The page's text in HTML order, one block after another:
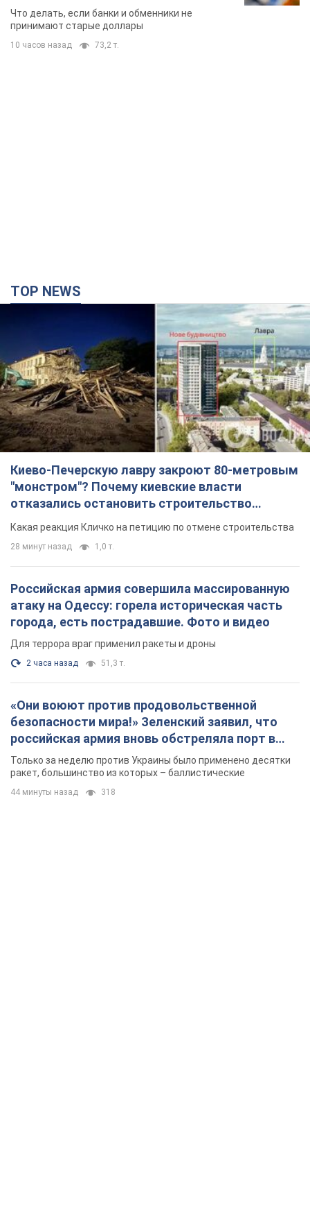
банки такие купюры
Что делать, если банки и обменники не
принимают старые доллары
10 часов назад 73,2 т.
TOP NEWS
Киево-Печерскую лавру закроют 80-метровым
"монстром"? Почему киевские власти
отказались остановить строительство
небоскреба "московского верующего"
Какая реакция Кличко на петицию по отмене строительства
28 минут назад 1,0 т.
Российская армия совершила массированную
атаку на Одессу: горела историческая часть
города, есть пострадавшие. Фото и видео
Для террора враг применил ракеты и дроны
2 часа назад 51,3 т.
«Они воюют против продовольственной
безопасности мира!» Зеленский заявил, что
российская армия вновь обстреляла порт в
Одессе
Только за неделю против Украины было применено десятки
ракет, большинство из которых – баллистические
44 минуты назад 318